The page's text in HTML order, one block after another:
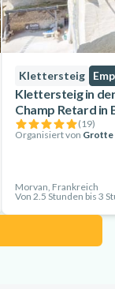
Klettersteig
Klettersteig in
Champ Retard in
(19)
Organisiert von Grotte
Morvan, Frankreich
Von 2.5 Stunden bis 3